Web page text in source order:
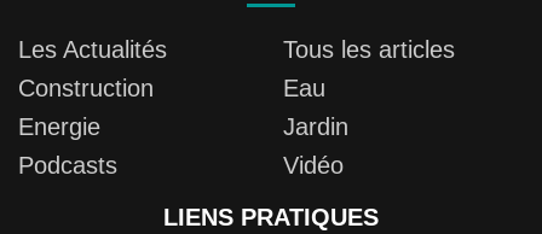
Les Actualités
Tous les articles
Construction
Eau
Energie
Jardin
Podcasts
Vidéo
LIENS PRATIQUES